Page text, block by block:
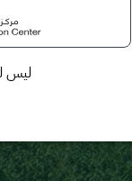
ليس